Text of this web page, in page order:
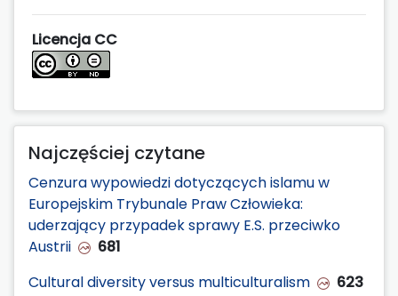
Licencja CC
Najczęściej czytane
Cenzura wypowiedzi dotyczących islamu w
Europejskim Trybunale Praw Człowieka:
uderzający przypadek sprawy E.S. przeciwko
Austrii
681
Cultural diversity versus multiculturalism
623